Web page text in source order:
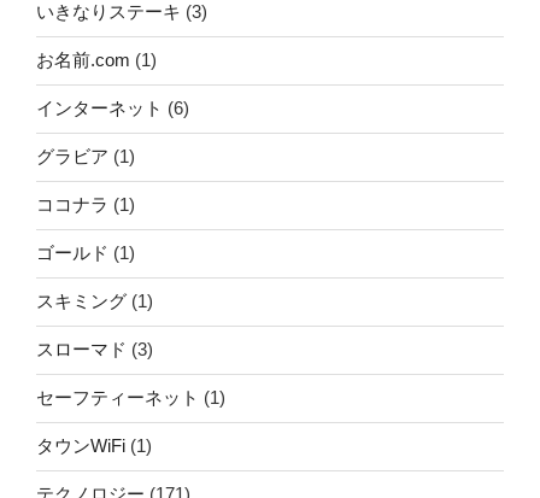
いきなりステーキ (3)
お名前.com (1)
インターネット (6)
グラビア (1)
ココナラ (1)
ゴールド (1)
スキミング (1)
スローマド (3)
セーフティーネット (1)
タウンWiFi (1)
テクノロジー (171)